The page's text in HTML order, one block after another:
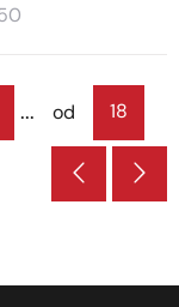
... od 18